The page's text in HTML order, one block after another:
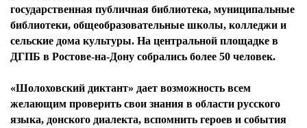
государственная публичная библиотека, муниципальные
библиотеки, общеобразовательные школы, колледжи и
сельские дома культуры. На центральной площадке в
ДГПБ в Ростове-на-Дону собрались более 50 человек.
«Шолоховский диктант» дает возможность всем
желающим проверить свои знания в области русского
языка, донского диалекта, вспомнить героев и события